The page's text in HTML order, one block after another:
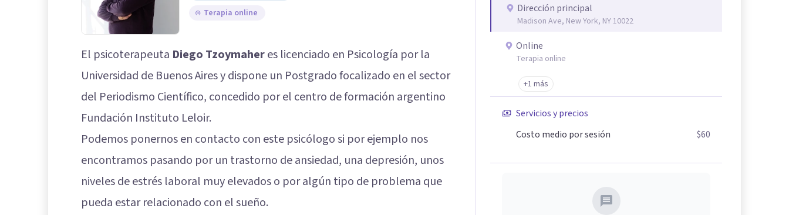
Terapia online
El psicoterapeuta Diego Tzoymaheres licenciado en Psicología por la
Universidad de Buenos Aires y dispone un Postgrado focalizado en el sector
del Periodismo Científico, concedido por el centro de formación argentino
Fundación Instituto Leloir.
Podemos ponernos en contacto con este psicólogo si por ejemplo nos
encontramos pasando por un trastorno de ansiedad, una depresión, unos
niveles de estrés laboral muy elevados o por algún tipo de problema que
pueda estar relacionado con el sueño.
Dirección principal
Madison Ave, New York, NY 10022
Online
Terapia online
+1 más
Servicios y precios
Costo medio por sesión
$60